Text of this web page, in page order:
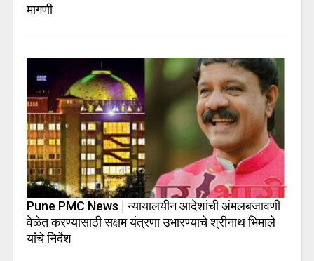
मागणी
Pune PMC News | न्यायालयीन आदेशांची अंमलबजावणी
वेळेत करण्यासाठी सक्षम यंत्रणा उभारण्याचे श्रीनाथ भिमाले
यांचे निर्देश